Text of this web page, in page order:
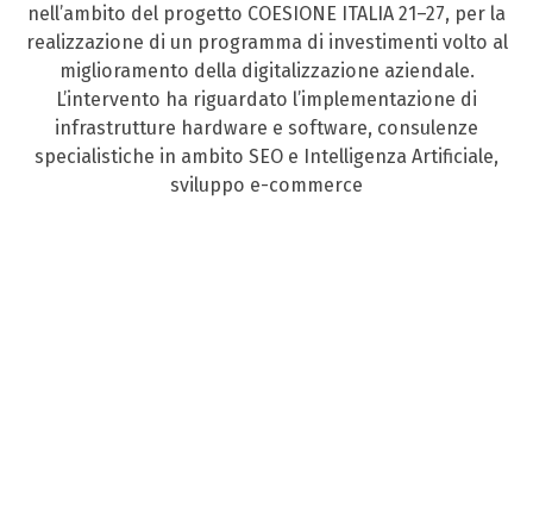
nell’ambito del progetto COESIONE ITALIA 21–27, per la
realizzazione di un programma di investimenti volto al
miglioramento della digitalizzazione aziendale.
L’intervento ha riguardato l’implementazione di
infrastrutture hardware e software, consulenze
specialistiche in ambito SEO e Intelligenza Artificiale,
sviluppo e-commerce